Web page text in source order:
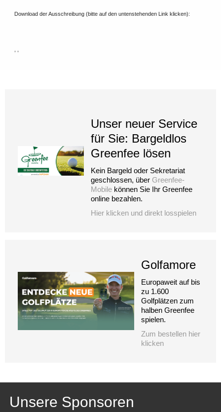
Download der Ausschreibung (bitte auf den untenstehenden Link klicken):
, ,
Unser neuer Service
für Sie: Bargeldlos
Greenfee lösen
Kein Bargeld oder Sekretariat
geschlossen, über Greenfee-
Mobile können Sie Ihr Greenfee
online bezahlen.
Hier klicken und direkt losspielen
Golfamore
Europaweit auf bis
zu 1.600
Golfplätzen zum
halben Greenfee
spielen.
Zum bestellen hier
klicken
Unsere Sponsoren